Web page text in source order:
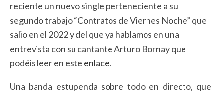
reciente un nuevo single perteneciente a su
segundo trabajo “Contratos de Viernes Noche” que
salio en el 2022 y del que ya hablamos en una
entrevista con su cantante Arturo Bornay que
podéis leer en este enlace.
Una banda estupenda sobre todo en directo, que